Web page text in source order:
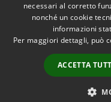
Accessibilità
necessari al corretto
nonché un cookie
informazioni
Per maggiori dettagli, può
ACCETTA